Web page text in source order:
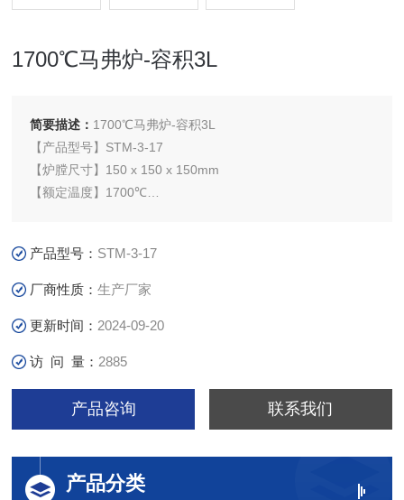
1700℃马弗炉-容积3L
简要描述： 1700℃马弗炉-容积3L
【产品型号】STM-3-17
【炉膛尺寸】150 x 150 x 150mm
【额定温度】1700℃
【应用领域】1700℃马弗炉(箱式电阻炉)主要为高等院校、科
研院所、工厂企业等行业实验室提供高温热处理环境，应用于
产品型号： STM-3-17
厂商性质：生产厂家
更新时间： 2024-09-20
访 问 量： 2885
产品咨询 联系我们
产品分类